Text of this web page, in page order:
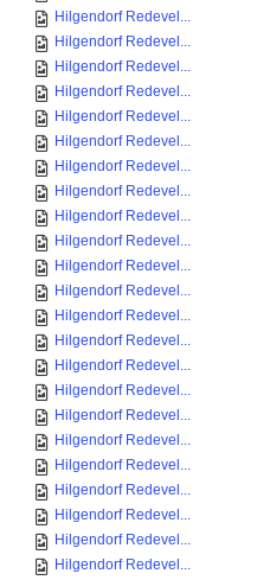
Hilgendorf Redevel...
Hilgendorf Redevel...
Hilgendorf Redevel...
Hilgendorf Redevel...
Hilgendorf Redevel...
Hilgendorf Redevel...
Hilgendorf Redevel...
Hilgendorf Redevel...
Hilgendorf Redevel...
Hilgendorf Redevel...
Hilgendorf Redevel...
Hilgendorf Redevel...
Hilgendorf Redevel...
Hilgendorf Redevel...
Hilgendorf Redevel...
Hilgendorf Redevel...
Hilgendorf Redevel...
Hilgendorf Redevel...
Hilgendorf Redevel...
Hilgendorf Redevel...
Hilgendorf Redevel...
Hilgendorf Redevel...
Hilgendorf Redevel...